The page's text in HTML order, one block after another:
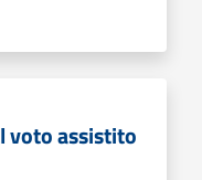
voto assistito